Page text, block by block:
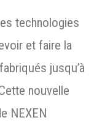
technologies
et faire la
jusqu’à
nouvelle
NEXEN